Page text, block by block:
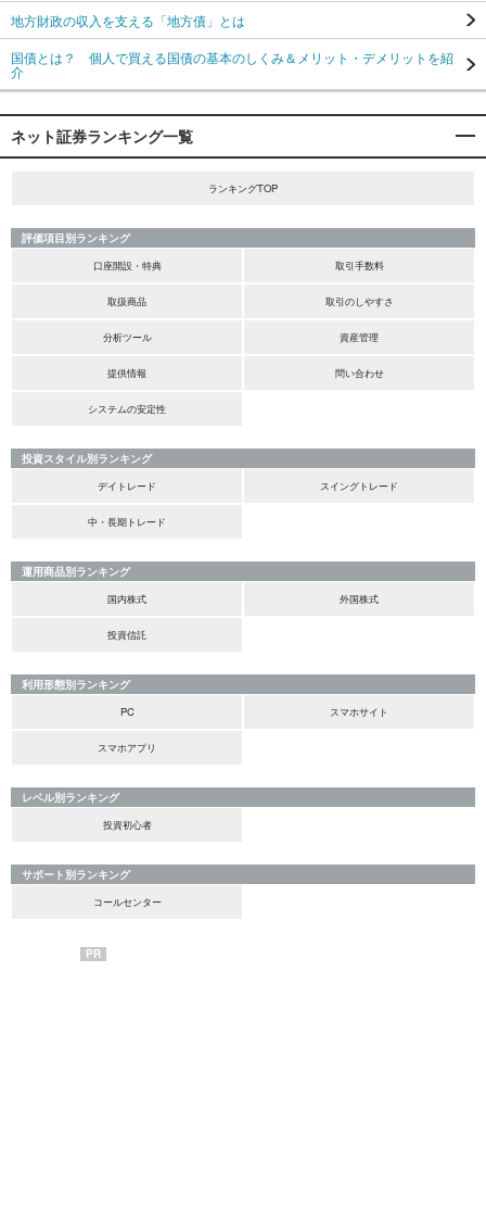
地方財政の収入を支える「地方債」とは
国債とは？ 個人で買える国債の基本のしくみ＆メリット・デメリットを紹
介
ネット証券ランキング一覧
ランキングTOP
評価項目別ランキング
口座開設・特典
取引手数料
取扱商品 取引のしやすさ
分析ツール 資産管理
提供情報 問い合わせ
システムの安定性
投資スタイル別ランキング
デイトレード
スイングトレード
中・長期トレード
運用商品別ランキング
国内株式
外国株式
投資信託
利用形態別ランキング
PC
スマホサイト
スマホアプリ
レベル別ランキング
投資初心者
サポート別ランキング
コールセンター
PR